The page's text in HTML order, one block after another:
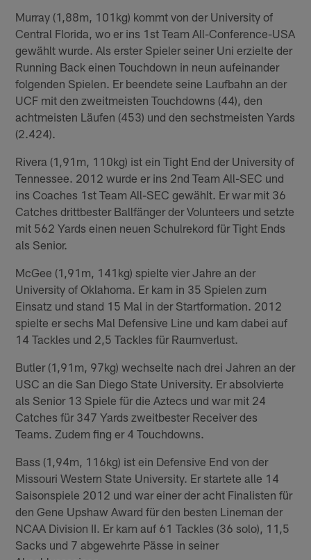
Murray (1,88m, 101kg) kommt von der University of
Central Florida, wo er ins 1st Team All-Conference-USA
gewählt wurde. Als erster Spieler seiner Uni erzielte der
Running Back einen Touchdown in neun aufeinander
folgenden Spielen. Er beendete seine Laufbahn an der
UCF mit den zweitmeisten Touchdowns (44), den
achtmeisten Läufen (453) und den sechstmeisten Yards
(2.424).
Rivera (1,91m, 110kg) ist ein Tight End der University of
Tennessee. 2012 wurde er ins 2nd Team All-SEC und
ins Coaches 1st Team All-SEC gewählt. Er war mit 36
Catches drittbester Ballfänger der Volunteers und setzte
mit 562 Yards einen neuen Schulrekord für Tight Ends
als Senior.
McGee (1,91m, 141kg) spielte vier Jahre an der
University of Oklahoma. Er kam in 35 Spielen zum
Einsatz und stand 15 Mal in der Startformation. 2012
spielte er sechs Mal Defensive Line und kam dabei auf
14 Tackles und 2,5 Tackles für Raumverlust.
Butler (1,91m, 97kg) wechselte nach drei Jahren an der
USC an die San Diego State University. Er absolvierte
als Senior 13 Spiele für die Aztecs und war mit 24
Catches für 347 Yards zweitbester Receiver des
Teams. Zudem fing er 4 Touchdowns.
Bass (1,94m, 116kg) ist ein Defensive End von der
Missouri Western State University. Er startete alle 14
Saisonspiele 2012 und war einer der acht Finalisten für
den Gene Upshaw Award für den besten Lineman der
NCAA Division II. Er kam auf 61 Tackles (36 solo), 11,5
Sacks und 7 abgewehrte Pässe in seiner